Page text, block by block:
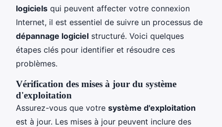
logiciels qui peuvent affecter votre connexion
Internet, il est essentiel de suivre un processus de
dépannage logiciel structuré. Voici quelques
étapes clés pour identifier et résoudre ces
problèmes.
Vérification des mises à jour du système
d'exploitation
Assurez-vous que votre système d'exploitation
est à jour. Les mises à jour peuvent inclure des